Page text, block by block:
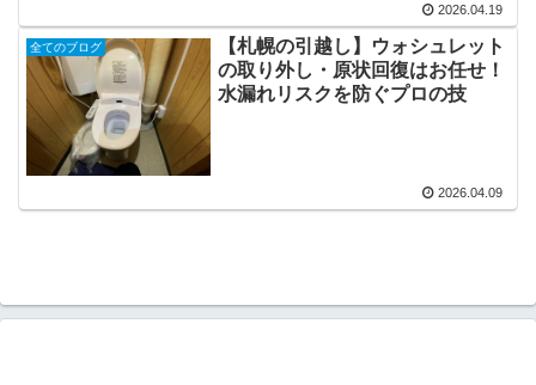
2026.04.19
全てのブログ
【札幌の引越し】ウォシュレット
の取り外し・原状回復はお任せ！
水漏れリスクを防ぐプロの技
2026.04.09